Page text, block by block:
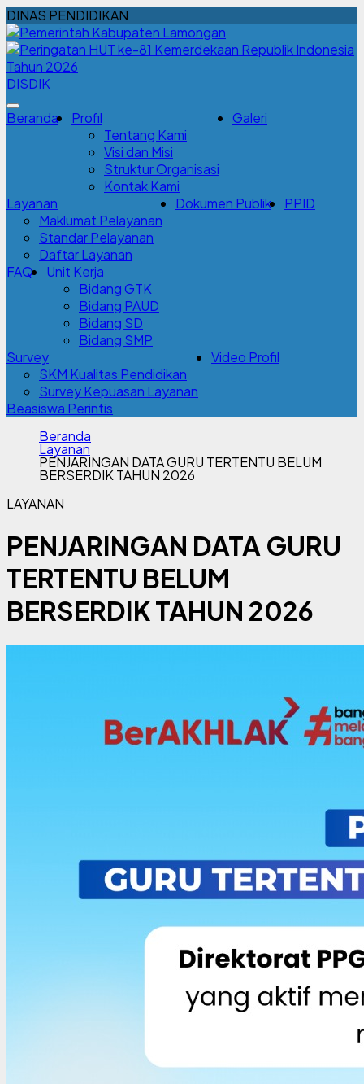
DINAS PENDIDIKAN
DISDIK
Beranda
Profil
Tentang Kami
Visi dan Misi
Struktur Organisasi
Kontak Kami
Galeri
Layanan
Maklumat Pelayanan
Standar Pelayanan
Daftar Layanan
Dokumen Publik PPID
FAQ
Unit Kerja
Bidang GTK
Bidang PAUD
Bidang SD
Bidang SMP
Survey
SKM Kualitas Pendidikan
Survey Kepuasan Layanan
Video Profil
Beasiswa Perintis
Beranda
Layanan
PENJARINGAN DATA GURU TERTENTU BELUM
BERSERDIK TAHUN 2026
LAYANAN
PENJARINGAN DATA GURU
TERTENTU BELUM
BERSERDIK TAHUN 2026